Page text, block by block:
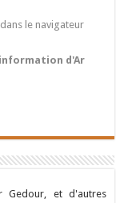
le navigateur
d'Ar
Gedour, et d'autres